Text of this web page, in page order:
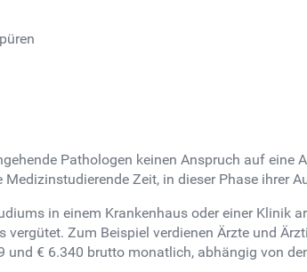
Pathologen keinen Anspruch auf eine
Zeit, in dieser Phase ihrer
in einem Krankenhaus oder einer Klinik
Zum Beispiel verdienen Ärzte und
€ 6.340 brutto monatlich, abhängig von